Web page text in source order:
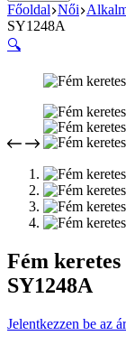
Főoldal Női
SY1248A
🔍
Fém
SY1248A
Jelentkezzen be az